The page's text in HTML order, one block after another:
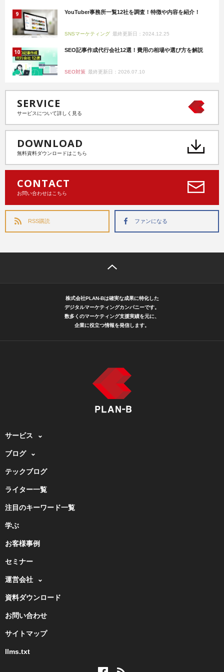
YouTuber事務所一覧12社を調査！特徴や内容を紹介！
SNSマーケティング 最終更新日：2024.12.25
SEO記事作成代行会社12選！費用の相場や選び方を解説
SEO対策 最終更新日：2026.07.10
SERVICE
サービスについて詳しく見る
DOWNLOAD
無料資料ダウンロードはこちら
CONTACT
お問い合わせはこちら
RSS購読 ファンになる
株式会社PLAN-Bは確実な成果に特化した
デジタルマーケティングカンパニーです。
数多くのマーケティング支援実績を元に、
企業に役立つ情報を発信します。
サービス
ブログ
テックブログ
ライター一覧
注目のキーワード一覧
学ぶ
お客様事例
セミナー
運営会社
資料ダウンロード
お問い合わせ
サイトマップ
llms.txt